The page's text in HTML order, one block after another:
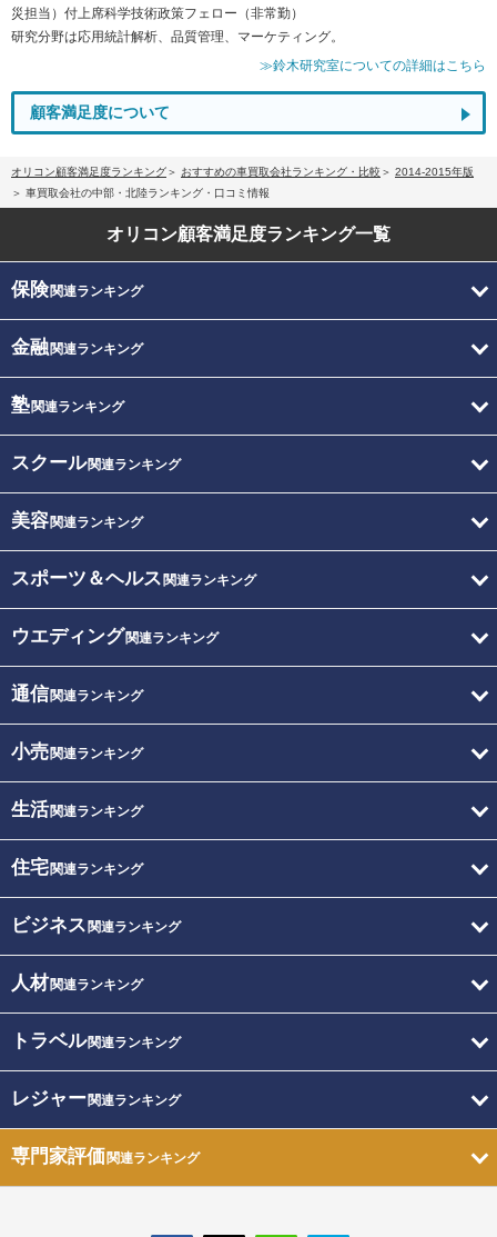
災担当）付上席科学技術政策フェロー（非常勤）
研究分野は応用統計解析、品質管理、マーケティング。
≫鈴木研究室についての詳細はこちら
顧客満足度について
オリコン顧客満足度ランキング おすすめの車買取会社ランキング・比較
2014-2015年版
車買取会社の中部・北陸ランキング・口コミ情報
オリコン顧客満足度ランキング一覧
保険関連ランキング
金融関連ランキング
塾関連ランキング
スクール関連ランキング
美容関連ランキング
スポーツ＆ヘルス 関連ランキング
ウエディング関連ランキング
通信関連ランキング
小売関連ランキング
生活関連ランキング
住宅関連ランキング
ビジネス 関連ランキング
人材関連ランキング
トラベル関連ランキング
レジャー関連ランキング
専門家評価関連ランキング